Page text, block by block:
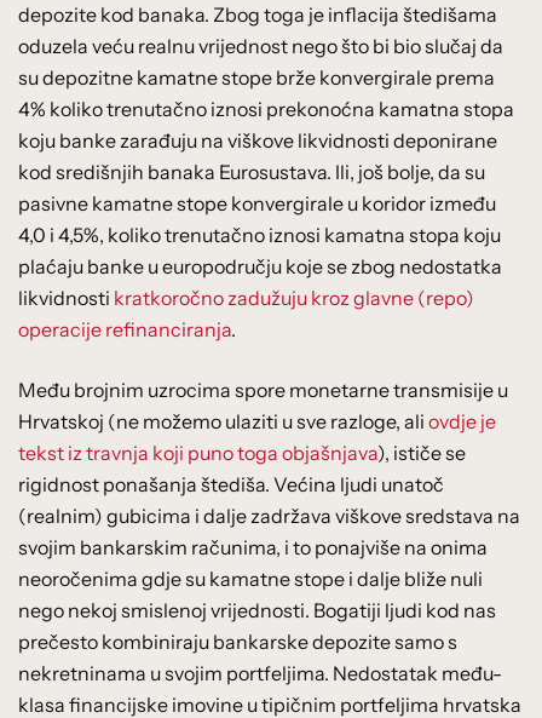
depozite kod banaka. Zbog toga je inflacija štedišama
oduzela veću realnu vrijednost nego što bi bio slučaj da
su depozitne kamatne stope brže konvergirale prema
4% koliko trenutačno iznosi prekonoćna kamatna stopa
koju banke zarađuju na viškove likvidnosti deponirane
kod središnjih banaka Eurosustava. Ili, još bolje, da su
pasivne kamatne stope konvergirale u koridor između
4,0 i 4,5%, koliko trenutačno iznosi kamatna stopa koju
plaćaju banke u europodručju koje se zbog nedostatka
likvidnosti kratkoročno zadužuju kroz glavne (repo)
operacije refinanciranja.
Među brojnim uzrocima spore monetarne transmisije u
Hrvatskoj (ne možemo ulaziti u sve razloge, ali ovdje je
tekst iz travnja koji puno toga objašnjava), ističe se
rigidnost ponašanja štediša. Većina ljudi unatoč
(realnim) gubicima i dalje zadržava viškove sredstava na
svojim bankarskim računima, i to ponajviše na onima
neoročenima gdje su kamatne stope i dalje bliže nuli
nego nekoj smislenoj vrijednosti. Bogatiji ljudi kod nas
prečesto kombiniraju bankarske depozite samo s
nekretninama u svojim portfeljima. Nedostatak među-
klasa financijske imovine u tipičnim portfeljima hrvatska